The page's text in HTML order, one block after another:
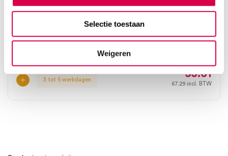
Selectie toestaan
Weigeren
Heine NC2/6 cover voor Apple iPhone 6/6s (1)
HEINE
3 tot 5 werkdagen
55.61
67.29 incl. BTW